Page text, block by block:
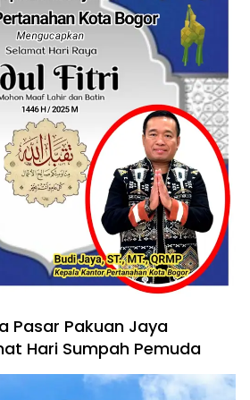
Pasar Pakuan Jaya
Hari Sumpah Pemuda